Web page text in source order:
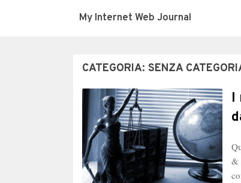
My Internet Web Journal
CATEGORIA: SENZA
I
&